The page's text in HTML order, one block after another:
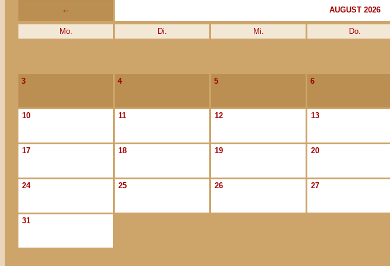
← AUGUST 2026
Mo. Di. Mi. Do.
3 4 5 6
10 11 12 13
17 18 19 20
24 25 26 27
31